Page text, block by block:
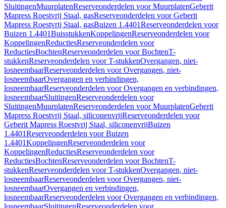
SluitingenMuurplatenReserveonderdelen voor MuurplatenGeberit
Mapress Roestvrij Staal, gasReserveonderdelen voor Geberit
Mapress Roestvrij Staal, gasBuizen 1.4401Reserveonderdelen voor
Buizen 1.4401BuisstukkenKoppelingenReserveonderdelen voor
KoppelingenReductiesReserveonderdelen voor
ReductiesBochtenReserveonderdelen voor BochtenT-
stukkenReserveonderdelen voor T-stukkenOvergangen, niet-
losneembaarReserveonderdelen voor Overgangen, niet-
losneembaarOvergangen en verbindingen,
losneembaarReserveonderdelen voor Overgangen en verbindingen,
losneembaarSluitingenReserveonderdelen voor
SluitingenMuurplatenReserveonderdelen voor MuurplatenGeberit
Mapress Roestvrij Staal, siliconenvrijReserveonderdelen voor
Geberit Mapress Roestvrij Staal, siliconenvrijBuizen
1.4401Reserveonderdelen voor Buizen
1.4401KoppelingenReserveonderdelen voor
KoppelingenReductiesReserveonderdelen voor
ReductiesBochtenReserveonderdelen voor BochtenT-
stukkenReserveonderdelen voor T-stukkenOvergangen, niet-
losneembaarReserveonderdelen voor Overgangen, niet-
losneembaarOvergangen en verbindingen,
losneembaarReserveonderdelen voor Overgangen en verbindingen,
losneembaarSluitingenReserveonderdelen voor